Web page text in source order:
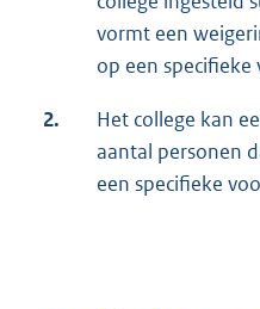
vormt een
op een specifieke
2.
Het college kan
aantal personen
een specifieke